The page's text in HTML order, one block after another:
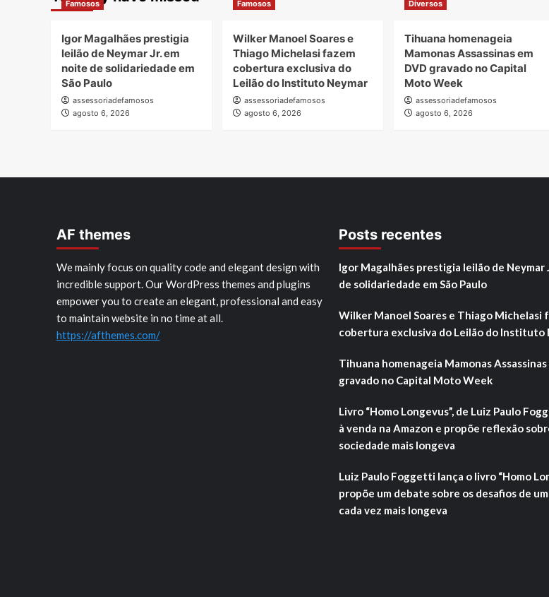
Famosos
Igor Magalhães prestigia
leilão de Neymar Jr. em
noite de solidariedade em
São Paulo
assessoriadefamosos
agosto 6, 2026
Famosos
Wilker Manoel Soares e
Thiago Michelasi fazem
cobertura exclusiva do
Leilão do Instituto Neymar
assessoriadefamosos
agosto 6, 2026
Diversos
Tihuana homenageia
Mamonas Assassinas em
DVD gravado no Capital
Moto Week
assessoriadefamosos
agosto 6, 2026
AF themes
We mainly focus on quality code and elegant design with
incredible support. Our WordPress themes and plugins
empower you to create an elegant, professional and easy
to maintain website in no time at all.
https://afthemes.com/
Posts recentes
Igor Magalhães prestigia leilão de Neymar
de solidariedade em São Paulo
Wilker Manoel Soares e Thiago Michelasi
cobertura exclusiva do Leilão do Instituto
Tihuana homenageia Mamonas Assassinas
gravado no Capital Moto Week
Livro “Homo Longevus”, de Luiz Paulo
à venda na Amazon e propõe reflexão
sociedade mais longeva
Luiz Paulo Foggetti lança o livro “Homo
propõe um debate sobre os desafios de
cada vez mais longeva